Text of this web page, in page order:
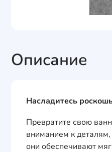
Описание
Насладитесь
Превратите свою
вниманием к
они обеспечивают